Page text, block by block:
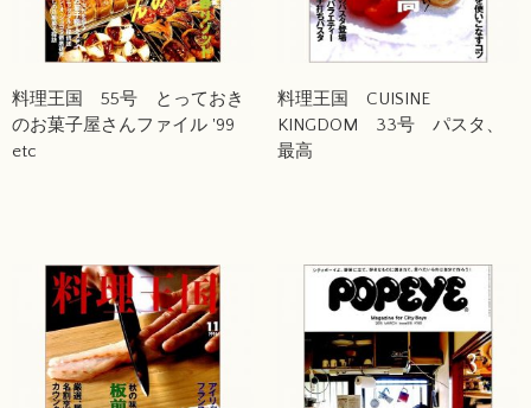
料理王国 55号 とっておき
のお菓子屋さんファイル '99
etc
料理王国 CUISINE
KINGDOM 33号 パスタ、
最高